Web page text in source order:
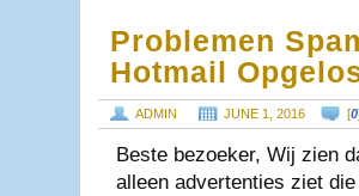
Problemen
Hotmail
ADMIN JUNE 1, 2016 [0
Beste bezoeker, Wij zien
alleen advertenties ziet